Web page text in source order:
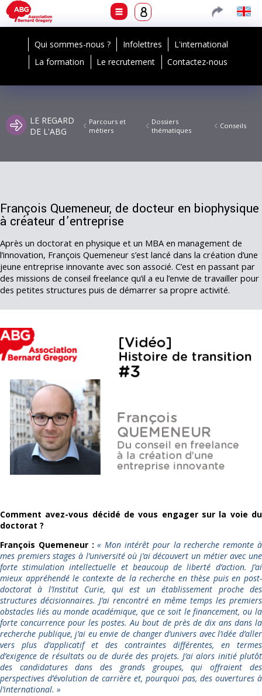
Qui sommes-nous ? Infolettres
L'international
La formation
Le recrutement Contactez-nous
LE REGARD
DE L'ABG
Parcours et
métiers
Dossiers
thématiques
Conseils
François Quemeneur, de docteur en biophysique
à créateur d’entreprise
Après un doctorat en physique et un MBA en management de
l’innovation, François Quemeneur s’est lancé dans la création d’une
jeune entreprise innovante avec son associé. C’est en passant par
des missions de conseil freelance qu’il a eu l’envie de travailler pour
des petites structures puis de démarrer sa propre activité.
Comment avez-vous décidé de vous engager sur la voie du
doctorat ?
François Quemeneur : « Mon intérêt pour la recherche remonte à
mes premiers stages à l’université où j’ai découvert un métier avec une
forte stimulation intellectuelle et beaucoup de liberté d’action. J’ai
mieux appréhendé le contexte de la recherche en thèse puis en post-
doctorat à l’Institut Curie, qui est un établissement proche des
structures décisionnaires. J’ai rencontré en même temps les premiers
obstacles liés au monde académique, que ce soit le financement, ou la
forte concurrence pour les postes. Au bout de près de dix ans dans la
recherche publique, j’ai eu envie de changer d’univers avec l’idée d’aller
vers plus d’applicatif et des contraintes différentes, en termes
d’exigence de résultats ou de durée des projets. J’ai alors initié plutôt
des candidatures dans des grands groupes, qui offraient des
perspectives d’évolution de carrière et, pourquoi pas, des ouvertures à
l’international. »